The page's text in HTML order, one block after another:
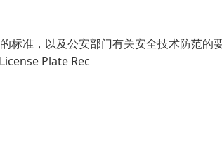
标准，以及公安部门有关安全技术防范的
Plate Rec